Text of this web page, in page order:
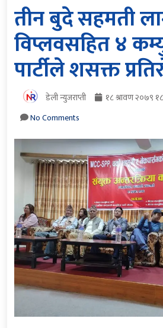
तीन बुदे सहमती
विप्लवसहित ४
पार्टीले शसक्त
डेली न्युजराप्ती १८ श्रावण २०७९
No Comments